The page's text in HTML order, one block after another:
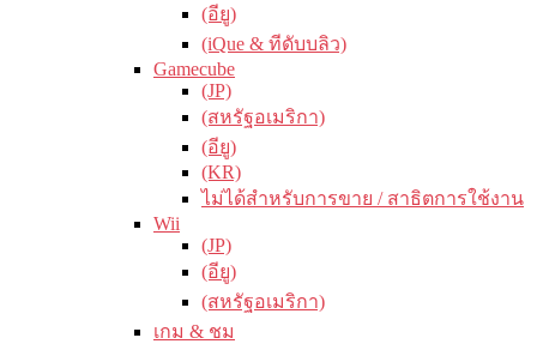
(อียู)
(iQue & ทีดับบลิว)
Gamecube
(JP)
(สหรัฐอเมริกา)
(อียู)
(KR)
ไม่ได้สำหรับการขาย / สาธิตการใช้งาน
Wii
(JP)
(อียู)
(สหรัฐอเมริกา)
เกม & ชม